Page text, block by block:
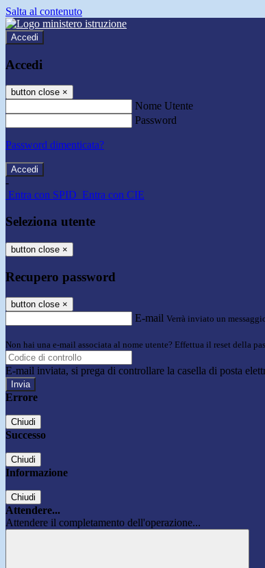
Salta al contenuto
Accedi
Accedi
button close ×
Nome Utente
Password
Password dimenticata?
-
Entra con SPID Entra con CIE
Seleziona utente
button close ×
Recupero password
button close ×
E-mail Verrà inviato un
Non hai una e-mail associata al nome utente? Effettua il reset della
E-mail inviata, si prega di controllare la casella di posta
Errore
Chiudi
Successo
Chiudi
Informazione
Chiudi
Attendere...
Attendere il completamento dell'operazione...